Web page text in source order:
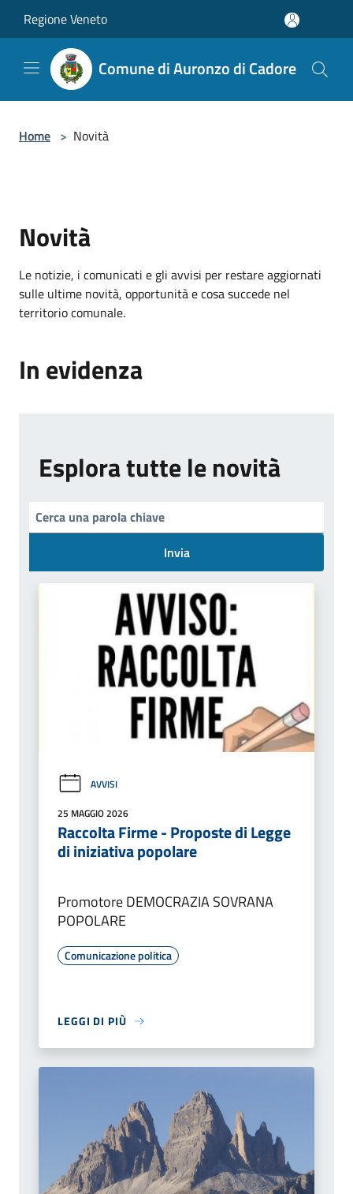
Regione Veneto
Comune di Auronzo di Cadore
Home > Novità
Novità
Le notizie, i comunicati e gli avvisi per restare aggiornati
sulle ultime novità, opportunità e cosa succede nel
territorio comunale.
In evidenza
Esplora tutte le novità
Invia
AVVISI
25 MAGGIO 2026
Raccolta Firme - Proposte di Legge
di iniziativa popolare
Promotore DEMOCRAZIA SOVRANA
POPOLARE
Comunicazione politica
LEGGI DI PIÙ